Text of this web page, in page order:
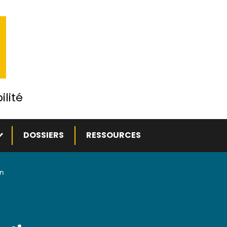
menu
DOSSIERS RESSOURCES